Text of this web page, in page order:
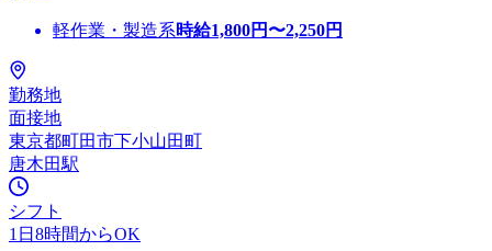
軽作業・製造系時給1,800円〜2,250円
勤務地
面接地
東京都町田市下小山田町
唐木田駅
シフト
1日8時間からOK